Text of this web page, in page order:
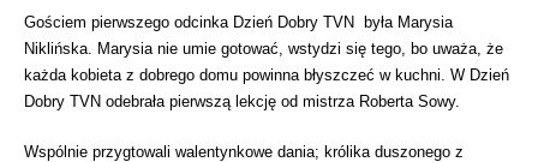
Gościem pierwszego odcinka Dzień Dobry TVN była Marysia
Niklińska. Marysia nie umie gotować, wstydzi się tego, bo uważa, że
każda kobieta z dobrego domu powinna błyszczeć w kuchni. W Dzień
Dobry TVN odebrała pierwszą lekcję od mistrza Roberta Sowy.
Wspólnie przygtowali walentynkowe dania; królika duszonego z